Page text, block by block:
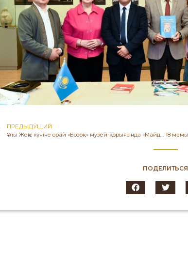
ПРЕДЫДУ́ЩИЙ
Ұлы Жеңіс күніне орай «Бозоқ» музей-қорығында «Майдангер мұрасы: Ақышев және тарихи тағылым» атты дөңгелек үстел өтті. Іс-шараның басты мақсаты — көрнекті археолог, майдангер-ғалым Кемел Ақышевтың ғылыми мұрасын насихаттау, тарихи сананы қалыптастыру және жас ұрпақ бойында отансүйгіштік құндылықтарды дәріптеу.
ПОДЕЛИТЬСЯ